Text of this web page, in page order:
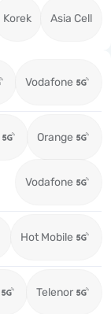
Korek Asia Cell
Vodafone
Orange
Vodafone
Hot Mobile
Telenor